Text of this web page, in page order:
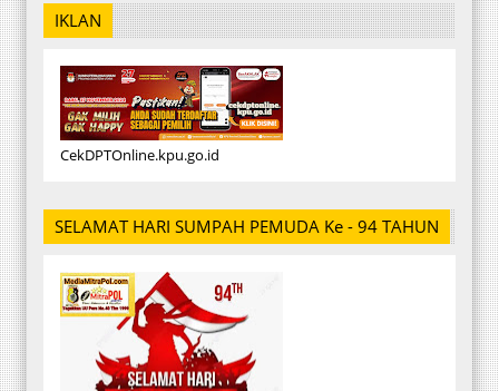
IKLAN
CekDPTOnline.kpu.go.id
SELAMAT HARI SUMPAH PEMUDA Ke - 94 TAHUN